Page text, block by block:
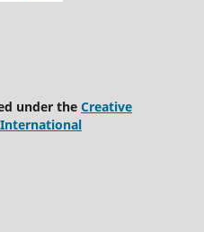
under the Creative